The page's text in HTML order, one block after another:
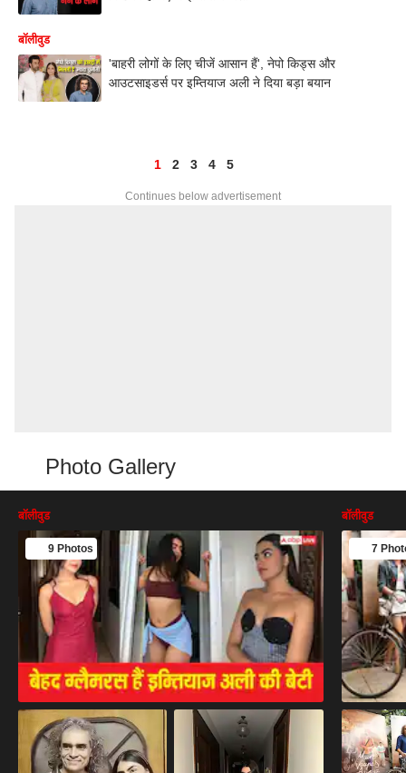
बॉलीवुड
'बाहरी लोगों के लिए चीजें आसान हैं', नेपो किड्स और
आउटसाइडर्स पर इम्तियाज अली ने दिया बड़ा बयान
1 2 3 4 5
Continues below advertisement
Photo Gallery
बॉलीवुड
9 Photos
बॉलीवुड
7